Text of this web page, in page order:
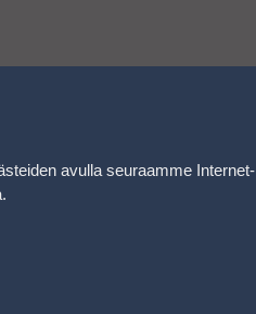
avulla seuraamme Internet-
.